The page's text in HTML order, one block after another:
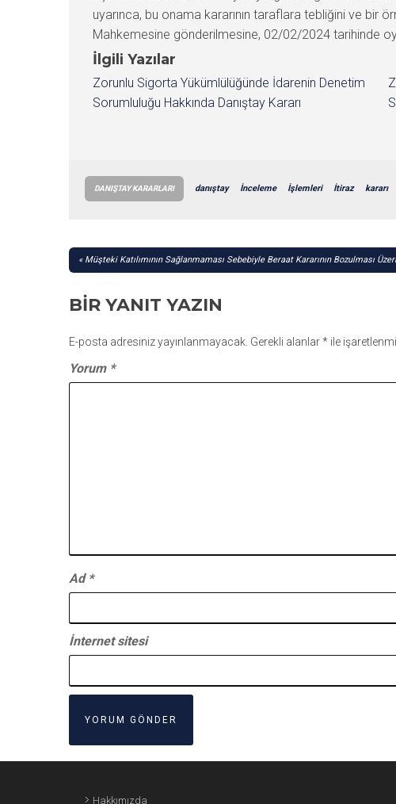
uyarınca, bu onama kararının taraflara tebliğini ve bir
Mahkemesine gönderilmesine, 02/02/2024 tarihinde
İlgili Yazılar
Zorunlu Sigorta Yükümlülüğünde İdarenin Denetim
Sorumluluğu Hakkında Danıştay Kararı
DANIŞTAY KARARLARI danıştay İnceleme İşlemleri İtiraz kararı
YAZI
Müşteki Katılımının Sağlanmaması Sebebiyle Beraat Kararının Bozulması
BIR YANIT YAZIN
E-posta adresiniz yayınlanmayacak. Gerekli alanlar* ile
Yorum *
Ad *
İnternet sitesi
Hakkımızda